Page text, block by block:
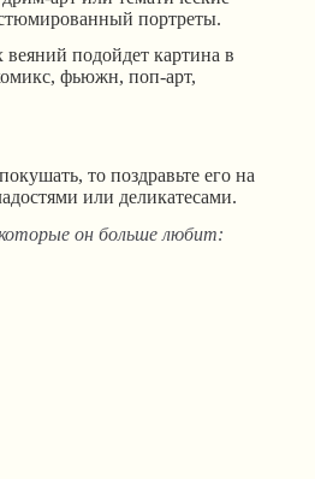
портреты.
подойдет картина в
фьюжн, поп-арт,
то поздравьте его на
или деликатесами.
он больше любит: